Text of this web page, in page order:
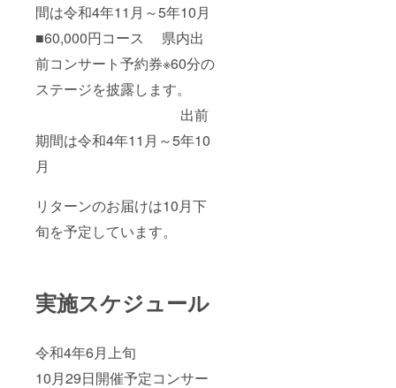
間は令和4年11月～5年10月
■60,000円コース 県内出
前コンサート予約券※60分の
ステージを披露します。
出前
期間は令和4年11月～5年10
月
リターンのお届けは10月下
旬を予定しています。
実施スケジュール
令和4年6月上旬
10月29日開催予定コンサー